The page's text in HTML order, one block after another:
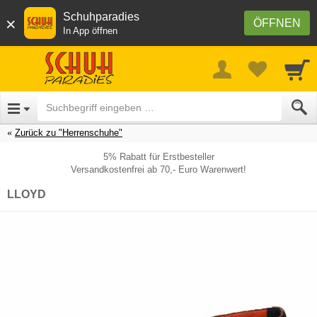
× ÖFFNEN
Schuhparadies
In App öffnen
Zurück zu "Herrenschuhe"
5% Rabatt für Erstbesteller
Versandkostenfrei ab 70,- Euro Warenwert!
LLOYD